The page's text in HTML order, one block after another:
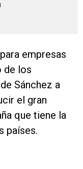
empresas
de los
de Sánchez a
el gran
que tiene la
países.